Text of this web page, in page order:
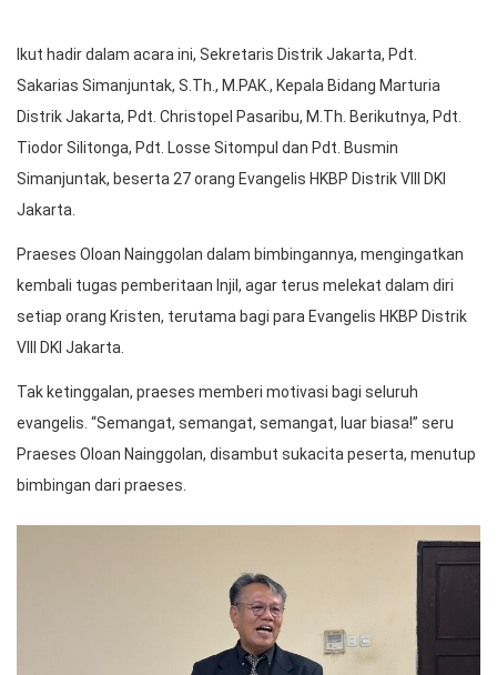
Ikut hadir dalam acara ini, Sekretaris Distrik Jakarta, Pdt.
Sakarias Simanjuntak, S.Th., M.PAK., Kepala Bidang Marturia
Distrik Jakarta, Pdt. Christopel Pasaribu, M.Th. Berikutnya, Pdt.
Tiodor Silitonga, Pdt. Losse Sitompul dan Pdt. Busmin
Simanjuntak, beserta 27 orang Evangelis HKBP Distrik VIII DKI
Jakarta.
Praeses Oloan Nainggolan dalam bimbingannya, mengingatkan
kembali tugas pemberitaan Injil, agar terus melekat dalam diri
setiap orang Kristen, terutama bagi para Evangelis HKBP Distrik
VIII DKI Jakarta.
Tak ketinggalan, praeses memberi motivasi bagi seluruh
evangelis. “Semangat, semangat, semangat, luar biasa!” seru
Praeses Oloan Nainggolan, disambut sukacita peserta, menutup
bimbingan dari praeses.